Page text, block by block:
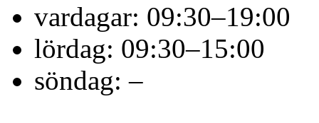
vardagar: 09:30–19:00
lördag: 09:30–15:00
söndag:–